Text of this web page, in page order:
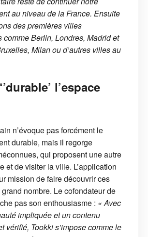
au niveau de la France. Ensuite
des premières villes
comme Berlin, Londres, Madrid et
Milan ou d’autres villes au
l’espace
n’évoque pas forcément le
durable, mais il regorge
qui proposent une autre
et de visiter la ville. L’application
mission de faire découvrir ces
nombre. Le cofondateur de
pas son enthousiasme : « Avec
impliquée et un contenu
vérifié, Tookki s’impose comme le